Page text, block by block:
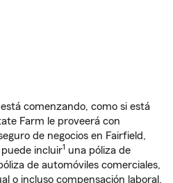
comenzando, como si está
Farm le proveerá con
de negocios en Fairfield,
incluir1 una póliza de
de automóviles comerciales,
o incluso compensación laboral.